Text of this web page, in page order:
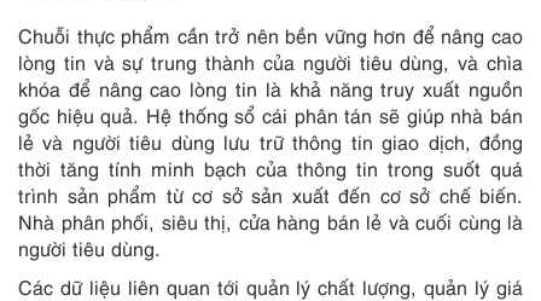
Chuỗi thực phẩm cần trở nên bền vững hơn để nâng cao
lòng tin và sự trung thành của người tiêu dùng, và chìa
khóa để nâng cao lòng tin là khả năng truy xuất nguồn
gốc hiệu quả. Hệ thống sổ cái phân tán sẽ giúp nhà bán
lẻ và người tiêu dùng lưu trữ thông tin giao dịch, đồng
thời tăng tính minh bạch của thông tin trong suốt quá
trình sản phẩm từ cơ sở sản xuất đến cơ sở chế biến.
Nhà phân phối, siêu thị, cửa hàng bán lẻ và cuối cùng là
người tiêu dùng.
Các dữ liệu liên quan tới quản lý chất lượng, quản lý giá